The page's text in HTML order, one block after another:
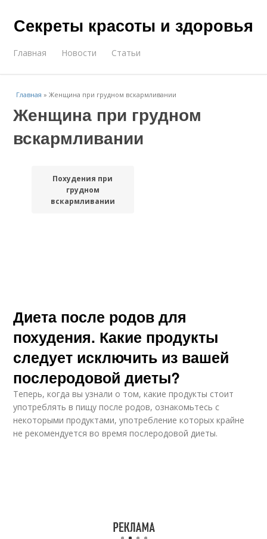
Секреты красоты и здоровья
Главная Новости Статьи
Главная »Женщина при грудном вскармливании
Женщина при грудном
вскармливании
Похудения при
грудном
вскармливании
Диета после родов для
похудения. Какие продукты
следует исключить из вашей
послеродовой диеты?
Теперь, когда вы узнали о том, какие продукты стоит
употреблять в пищу после родов, ознакомьтесь с
некоторыми продуктами, употребление которых крайне
не рекомендуется во время послеродовой диеты.